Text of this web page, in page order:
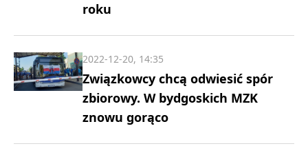
roku
Związkowcy chcą odwiesić spór
zbiorowy. W bydgoskich MZK
znowu gorąco
2022-12-20, 14:35